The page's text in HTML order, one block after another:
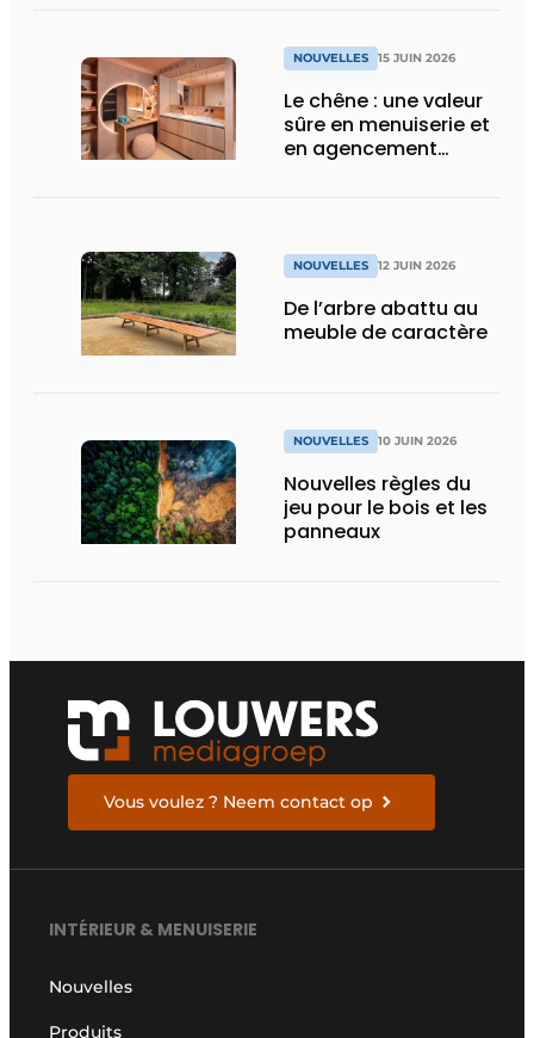
NOUVELLES 15 JUIN 2026
Le chêne : une valeur
sûre en menuiserie et
en agencement
NOUVELLES 12 JUIN 2026
De l’arbre abattu au
meuble de caractère
NOUVELLES 10 JUIN 2026
Nouvelles règles du
jeu pour le bois et les
panneaux
Vous voulez ? Neem contact op
INTÉRIEUR & MENUISERIE
Nouvelles
Produits